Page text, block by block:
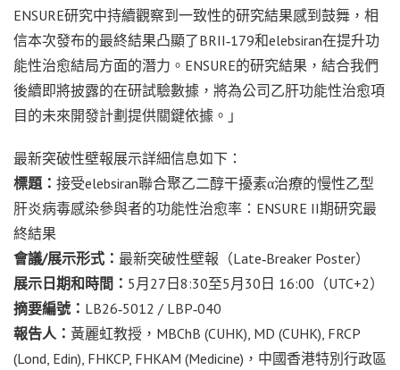
ENSURE研究中持續觀察到一致性的研究結果感到鼓舞，相
信本次發布的最終結果凸顯了BRII‑179和elebsiran在提升功
能性治愈結局方面的潛力。ENSURE的研究結果，結合我們
後續即將披露的在研試驗數據，將為公司乙肝功能性治愈項
目的未來開發計劃提供關鍵依據。」
最新突破性壁報展示詳細信息如下：
標題： 接受elebsiran聯合聚乙二醇干擾素α治療的慢性乙型
肝炎病毒感染參與者的功能性治愈率：ENSURE II期研究最
終結果
會議/展示形式： 最新突破性壁報（Late‑Breaker Poster）
展示日期和時間： 5月27日8:30至5月30日 16:00（UTC+2）
摘要編號： LB26‑5012 / LBP‑040
報告人： 黃麗虹教授，MBChB (CUHK), MD (CUHK), FRCP
(Lond, Edin), FHKCP, FHKAM (Medicine)，中國香港特別行政區